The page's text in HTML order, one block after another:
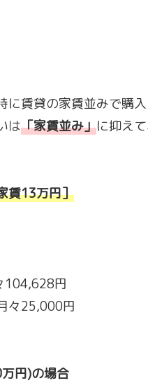
に賃貸の家賃並みで購
は「家賃並み」に抑え
賃13万円］
104,628円
々25,000円
円)の場合